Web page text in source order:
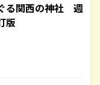
る関西の神社 週
版